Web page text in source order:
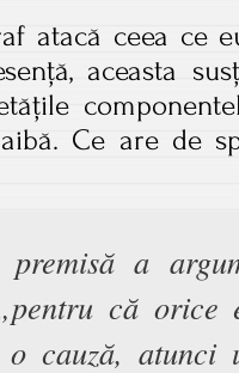
atacă ceea ce
aceasta
Ce are de
a
că orice
o cauză, atunci